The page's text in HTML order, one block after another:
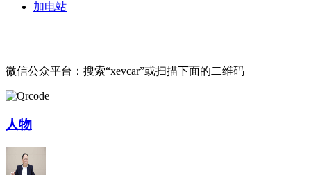
加电站
微信公众平台：搜索“xevcar”或扫描下面的二维码
人物